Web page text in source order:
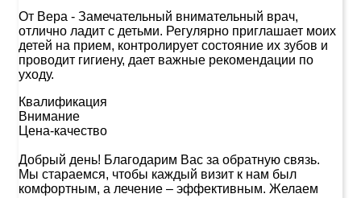
От Вера - Замечательный внимательный врач,
отлично ладит с детьми. Регулярно приглашает моих
детей на прием, контролирует состояние их зубов и
проводит гигиену, дает важные рекомендации по
уходу.
Квалификация
Внимание
Цена-качество
Добрый день! Благодарим Вас за обратную связь.
Мы стараемся, чтобы каждый визит к нам был
комфортным, а лечение – эффективным. Желаем